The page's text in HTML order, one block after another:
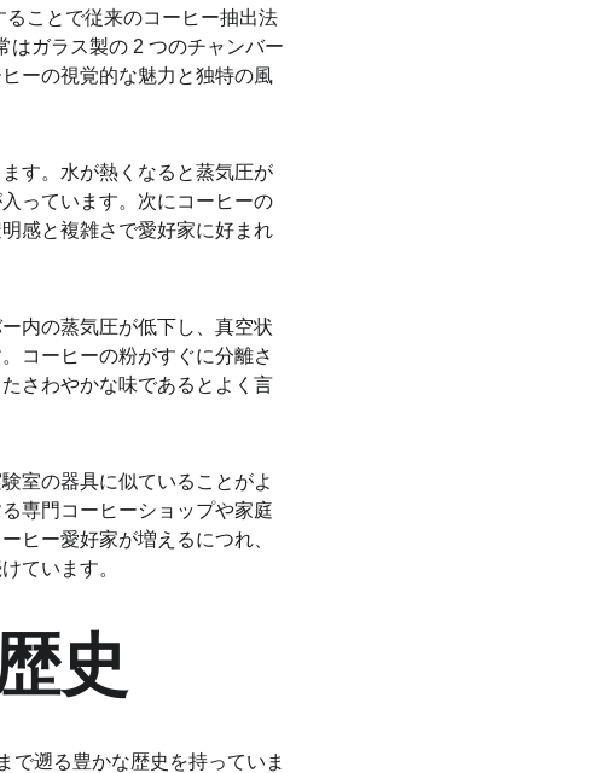
ことで従来のコーヒー抽出法
はガラス製の 2 つのチャンバー
ーの視覚的な魅力と独特の風
す。水が熱くなると蒸気圧が
っています。次にコーヒーの
感と複雑さで愛好家に好まれ
内の蒸気圧が低下し、真空状
コーヒーの粉がすぐに分離さ
さわやかな味であるとよく言
室の器具に似ていることがよ
専門コーヒーショップや家庭
ヒー愛好家が増えるにつれ、
ています。
史
で遡る豊かな歴史を持っていま